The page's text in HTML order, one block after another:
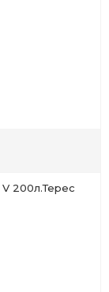
200л.Терес